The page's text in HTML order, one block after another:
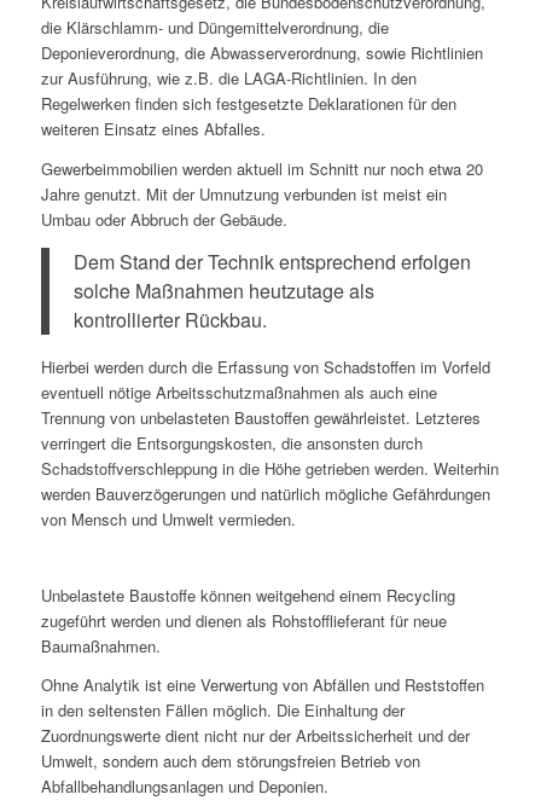
die Klärschlamm- und Düngemittelverordnung, die
Deponieverordnung, die Abwasserverordnung, sowie Richtlinien
zur Ausführung, wie z.B. die LAGA-Richtlinien. In den
Regelwerken finden sich festgesetzte Deklarationen für den
weiteren Einsatz eines Abfalles.
Gewerbeimmobilien werden aktuell im Schnitt nur noch etwa 20
Jahre genutzt. Mit der Umnutzung verbunden ist meist ein
Umbau oder Abbruch der Gebäude.
Dem Stand der Technik entsprechend erfolgen
solche Maßnahmen heutzutage als
kontrollierter Rückbau.
Hierbei werden durch die Erfassung von Schadstoffen im Vorfeld
eventuell nötige Arbeitsschutzmaßnahmen als auch eine
Trennung von unbelasteten Baustoffen gewährleistet. Letzteres
verringert die Entsorgungskosten, die ansonsten durch
Schadstoffverschleppung in die Höhe getrieben werden. Weiterhin
werden Bauverzögerungen und natürlich mögliche Gefährdungen
von Mensch und Umwelt vermieden.
Unbelastete Baustoffe können weitgehend einem Recycling
zugeführt werden und dienen als Rohstofflieferant für neue
Baumaßnahmen.
Ohne Analytik ist eine Verwertung von Abfällen und Reststoffen
in den seltensten Fällen möglich. Die Einhaltung der
Zuordnungswerte dient nicht nur der Arbeitssicherheit und der
Umwelt, sondern auch dem störungsfreien Betrieb von
Abfallbehandlungsanlagen und Deponien.